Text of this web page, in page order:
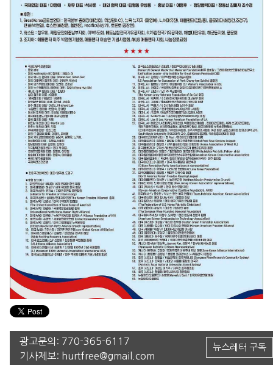
뉴스레터 구독
광고문의: 770-365-6117
기사제보: hurtfree@gmail.com